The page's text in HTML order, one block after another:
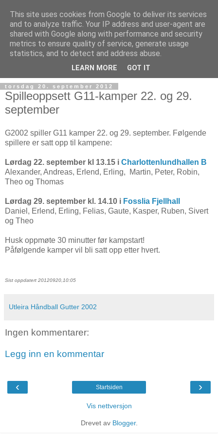
torsdag 20. september 2012
Spilleoppsett G11-kamper 22. og 29.
september
G2002 spiller G11 kamper 22. og 29. september. Følgende
spillere er satt opp til kampene:
Lørdag 22. september kl 13.15 i Charlottenlundhallen B
Alexander, Andreas, Erlend, Erling, Martin, Peter, Robin,
Theo og Thomas
Lørdag 29. september kl. 14.10 i Fosslia Fjellhall
Daniel, Erlend, Erling, Felias, Gaute, Kasper, Ruben, Sivert
og Theo
Husk oppmøte 30 minutter før kampstart!
Påfølgende kamper vil bli satt opp etter hvert.
Sist oppdatert 20120920,10:05
Utleira Håndball Gutter 2002
Ingen kommentarer:
Legg inn en kommentar
‹ ›
Startsiden
Vis nettversjon
Drevet av Blogger.
This site uses cookies from Google to deliver its services
and to analyze traffic. Your IP address and user-agent are
shared with Google along with performance and security
metrics to ensure quality of service, generate usage
statistics, and to detect and address abuse.
LEARN MORE GOT IT